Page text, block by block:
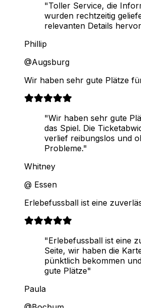
"Toller Service, die
wurden rechtzeitig
relevanten Details
Phillip
@Augsburg
Wir haben sehr gute Plätze
"Wir haben sehr gute
das Spiel. Die
verlief reibungslos und
Probleme."
Whitney
@ Essen
Erlebefussball ist eine
"Erlebefussball ist eine
Seite, wir haben die
pünktlich bekommen
gute Plätze"
Paula